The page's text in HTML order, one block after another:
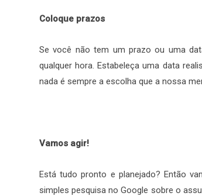
Coloque prazos
Se você não tem um prazo ou uma
qualquer hora. Estabeleça uma data
nada é sempre a escolha que a nossa
Vamos agir!
Está tudo pronto e planejado? Então
simples pesquisa no Google sobre o